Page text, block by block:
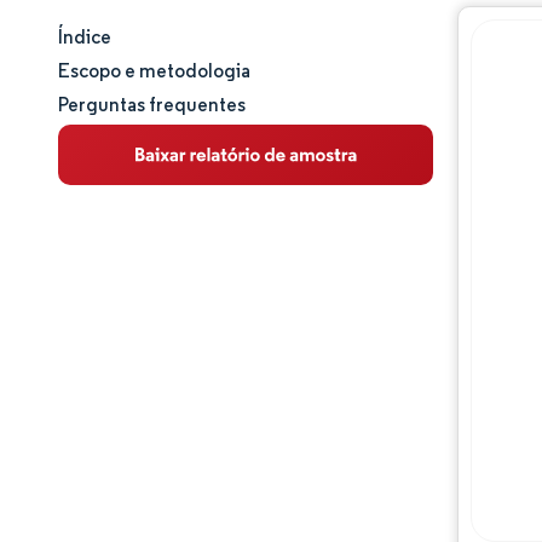
Tamanho e participação de mercado
Análise de mercado
Tendências e insights
Índice
Escopo e metodologia
Perguntas frequentes